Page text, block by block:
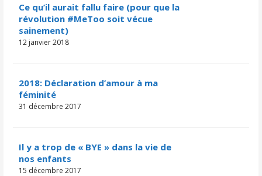
Ce qu’il aurait fallu faire (pour que la
révolution #MeToo soit vécue
sainement)
12 janvier 2018
2018: Déclaration d’amour à ma
féminité
31 décembre 2017
Il y a trop de « BYE » dans la vie de
nos enfants
15 décembre 2017